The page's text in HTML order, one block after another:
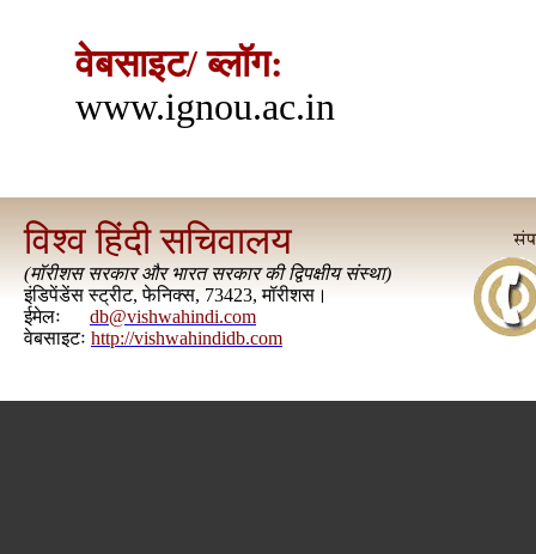
वेबसाइट/ ब्लॉग:
www.ignou.ac.in
विश्व हिंदी सचिवालय
(मॉरीशस सरकार और भारत सरकार की द्विपक्षीय संस्था)
इंडिपेंडेंस स्ट्रीट, फेनिक्स, 73423, मॉरीशस।
ईमेलः
db@vishwahindi.com
वेबसाइटः http://vishwahindidb.com